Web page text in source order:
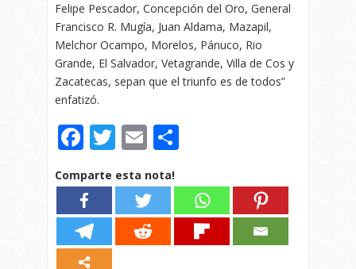
Felipe Pescador, Concepción del Oro, General
Francisco R. Mugía, Juan Aldama, Mazapil,
Melchor Ocampo, Morelos, Pánuco, Rio
Grande, El Salvador, Vetagrande, Villa de Cos y
Zacatecas, sepan que el triunfo es de todos”
enfatizó.
Facebook
Twitter
Email
Comparte esta nota!